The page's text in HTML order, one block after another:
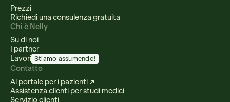
Prezzi
Richiedi una consulenza gratuita
Chi è Nelly
Su di noi
I partner
Lavori Stiamo assumendo!
Contatto
Al portale per i pazienti ↗
Assistenza clienti per studi medici
Servizio clienti